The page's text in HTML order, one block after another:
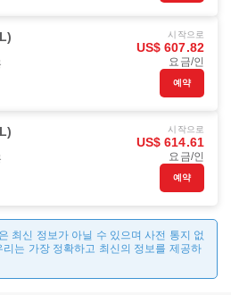
시작으로
US$ 607.82
요금/인
예약
시작으로
US$ 614.61
요금/인
예약
최신 정보가 아닐 수 있으며 사전 통지 없
는 가장 정확하고 최신의 정보를 제공하